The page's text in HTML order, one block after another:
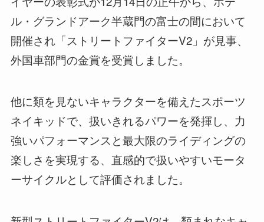
ル・グランドアーク半蔵門の富士の間において
開催され「ストリートファイターV2」が見事、
外国車部門の金賞を受賞しました。
他に類を見ないキャラクターを備えたスポーツ
ネイキッドで、扱いきれるパワーを発揮し、力
強いパフォーマンスと最大限のライディングの
楽しさを実現する、直感的で扱いやすいモータ
ーサイクルとして評価されました。